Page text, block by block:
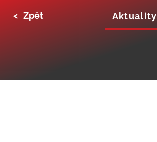
< Zpět Aktuality